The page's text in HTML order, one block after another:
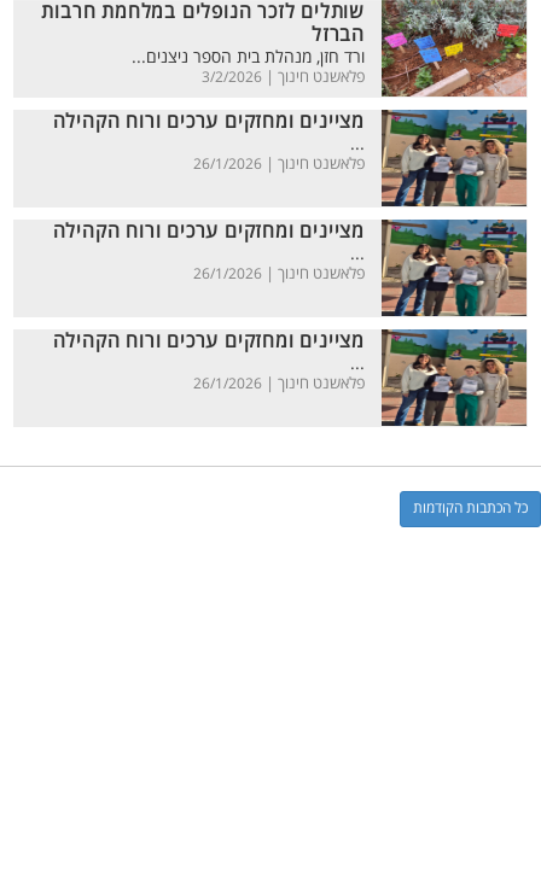
שותלים לזכר הנופלים במלחמת חרבות
הברזל
ורד חזן, מנהלת בית הספר ניצנים...
פלאשנט חינוך | 3/2/2026
מציינים ומחזקים ערכים ורוח הקהילה
...
פלאשנט חינוך | 26/1/2026
מציינים ומחזקים ערכים ורוח הקהילה
...
פלאשנט חינוך | 26/1/2026
מציינים ומחזקים ערכים ורוח הקהילה
...
פלאשנט חינוך | 26/1/2026
כל הכתבות הקודמות